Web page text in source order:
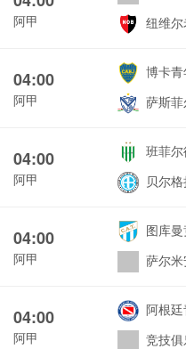
阿甲
纽维
04:00
阿甲
博卡
萨斯
04:00
阿甲
班菲
贝尔
04:00
阿甲
图库
萨尔
04:00
阿甲
阿根
竞技